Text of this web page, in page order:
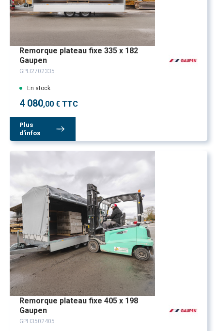
Remorque plateau fixe 335 x 182
Gaupen
GPLI2702335
En stock
4 080,00 € TTC
Plus
d'infos
Remorque plateau fixe 405 x 198
Gaupen
GPLI3502405